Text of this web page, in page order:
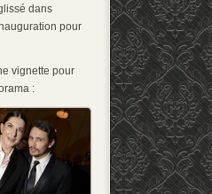
dans
pour
vignette pour
: